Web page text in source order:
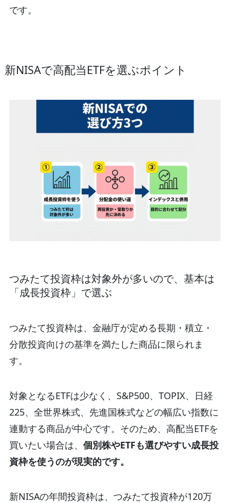
です。
新NISAで高配当ETFを選ぶポイント
つみたて投資枠は対象外が多いので、基本は
「成長投資枠」で選ぶ
つみたて投資枠は、金融庁が定める長期・積立・
分散投資向けの基準を満たした商品に限られま
す。
対象となるETFは少なく、S&P500、TOPIX、日経
225、全世界株式、先進国株式などの幅広い指数に
連動する商品が中心です。そのため、高配当ETFを
買いたい場合は、 個別株やETFも選びやすい成長投
資枠を使うのが現実的です。
新NISAの年間投資枠は、つみたて投資枠が120万